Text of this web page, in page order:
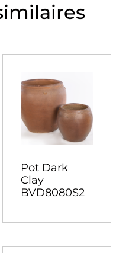
Pot Dark
Clay
BVD8080S2